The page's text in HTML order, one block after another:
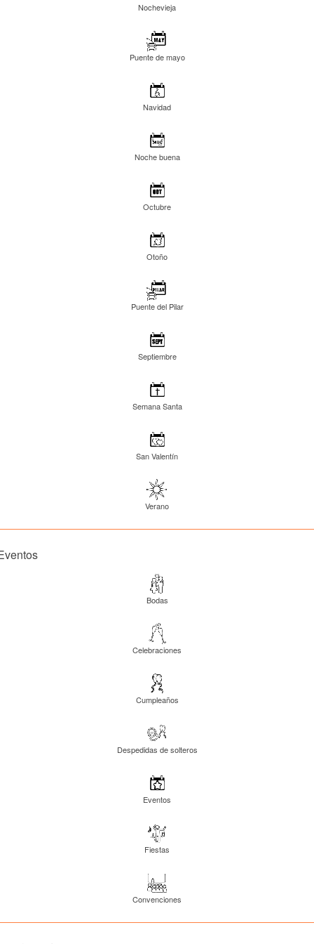
Nochevieja
Puente de mayo
Navidad
Noche buena
Octubre
Otoño
Puente del Pilar
Septiembre
Semana Santa
San Valentín
Verano
Bodas
Celebraciones
Cumpleaños
Despedidas de solteros
Eventos
Fiestas
Convenciones